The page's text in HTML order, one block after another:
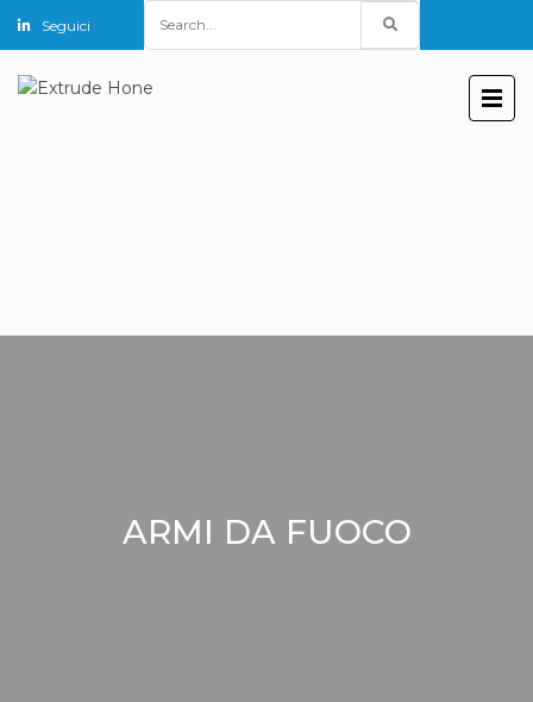
Seguici
for:
ARMI DA FUOCO